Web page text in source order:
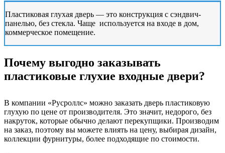
Пластиковая глухая дверь — это конструкция с сэндвич-
панелью, без стекла. Чаще используется на входе в дом,
коммерческое помещение.
Почему выгодно заказывать
пластиковые глухие входные двери?
В компании «Русроллс» можно заказать дверь пластиковую
глухую по цене от производителя. Это значит, недорого, без
накруток, которые обычно делают перекупщики. Производим
на заказ, поэтому вы можете влиять на цену, выбирая дизайн,
коллекции фурнитуры, более подходящие по стоимости.